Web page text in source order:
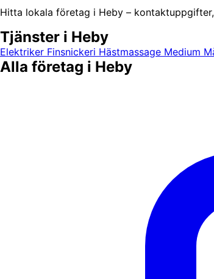
Hitta lokala företag i Heby –
Tjänster i Heby
Elektriker Finsnickeri Hästmassage Medium
Alla företag i Heby